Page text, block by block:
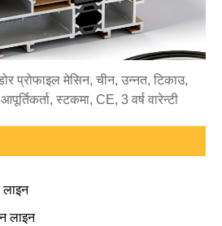
प्रोफाइल मेसिन, चीन, उन्नत, टिकाउ,
स्टकमा, CE, 3 वर्ष वारेन्टी
लाइन
लाइन